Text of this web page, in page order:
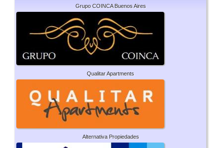
Grupo COINCA Buenos Aires
Qualitar Apartments
Alternativa Propiedades